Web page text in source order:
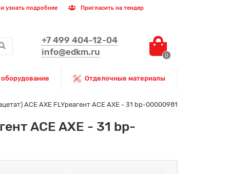
узнать подробнее Пригласить на тендер
+7 499 404-12-04
info@edkm.ru
0
Отделочные материалы
ACЕ AXE FLYреагент ACE AXE - 31 bp-00000981
ACE AXE - 31 bp-